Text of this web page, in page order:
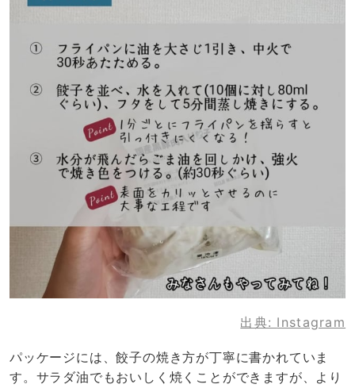
出典: Instagram
パッケージには、餃子の焼き方が丁寧に書かれていま
す。サラダ油でもおいしく焼くことができますが、より